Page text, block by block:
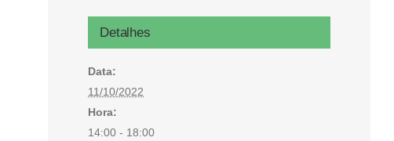
Microcrédito
Para MEI, microempresas e pessoas físicas (feirantes
Detalhes
Data:
11/10/2022
Hora:
14:00 - 18:00